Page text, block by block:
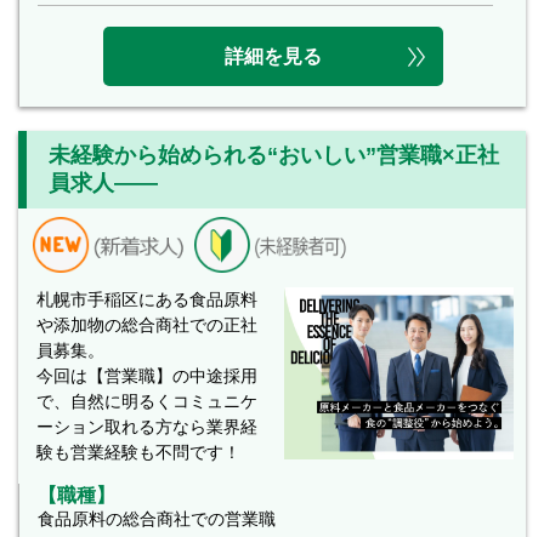
詳細を見る
未経験から始められる“おいしい”営業職×正社
員求人――
札幌市手稲区にある食品原料
や添加物の総合商社での正社
員募集。
今回は【営業職】の中途採用
で、自然に明るくコミュニケ
ーション取れる方なら業界経
験も営業経験も不問です！
【職種】
食品原料の総合商社での営業職